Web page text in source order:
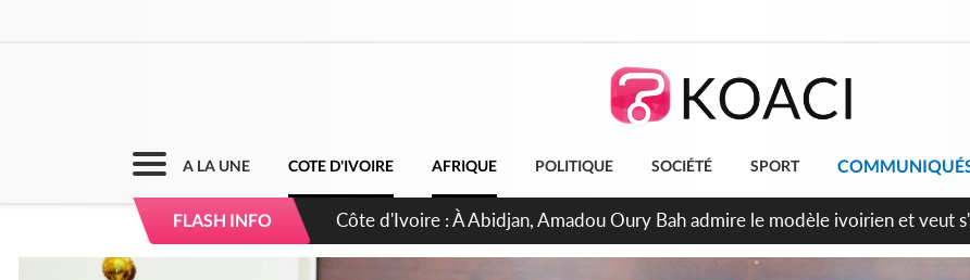
A LA UNE COTE D'IVOIRE AFRIQUE POLITIQUE SOCIÉTÉ SPORT
FLASH INFO
Côte d'Ivoire : À Abidjan, Amadou Oury Bah admire le modèle ivoirien et veut
développement de la Guinée